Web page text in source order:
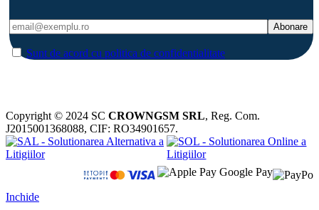
Sunt de acord cu politica de confidentialitate
Copyright © 2024 SC CROWNGSM SRL, Reg. Com.
J2015001368088, CIF: RO34901657.
Inchide